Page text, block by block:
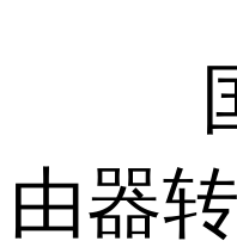
国
由器